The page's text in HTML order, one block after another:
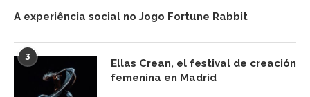
A experiência social no Jogo Fortune Rabbit
3
Ellas Crean, el festival de creación
femenina en Madrid